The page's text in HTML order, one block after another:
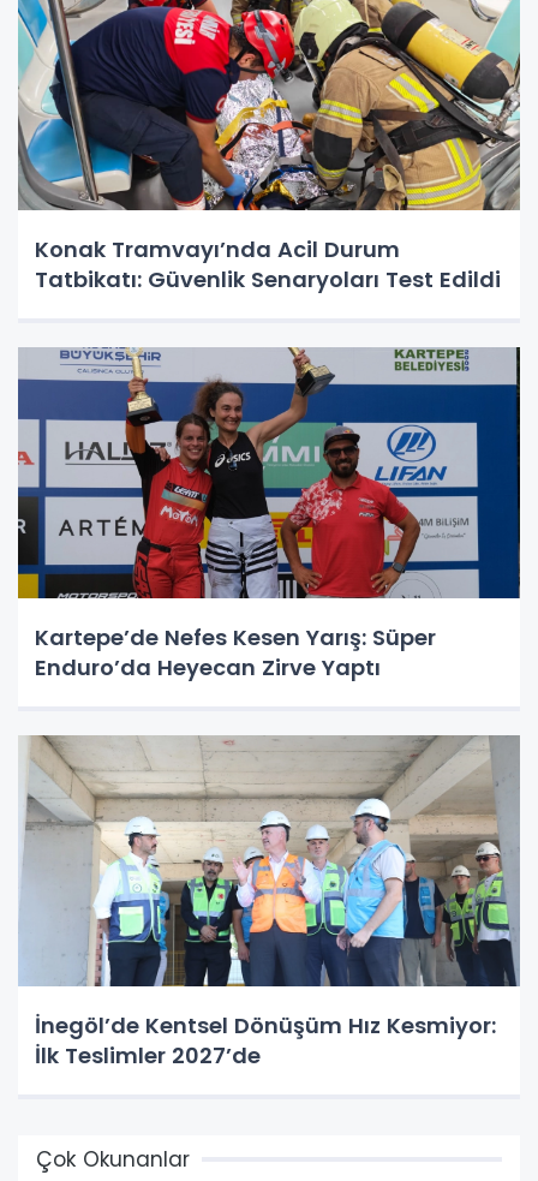
Konak Tramvayı’nda Acil Durum
Tatbikatı: Güvenlik Senaryoları Test Edildi
Kartepe’de Nefes Kesen Yarış: Süper
Enduro’da Heyecan Zirve Yaptı
İnegöl’de Kentsel Dönüşüm Hız Kesmiyor:
İlk Teslimler 2027’de
Çok Okunanlar